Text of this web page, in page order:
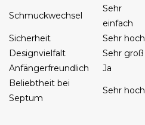
Schmuckwechsel
Sehr
einfach
Sicherheit Sehr hoch
Designvielfalt
Sehr groß
Anfängerfreundlich
Ja
Beliebtheit bei
Septum
Sehr hoch